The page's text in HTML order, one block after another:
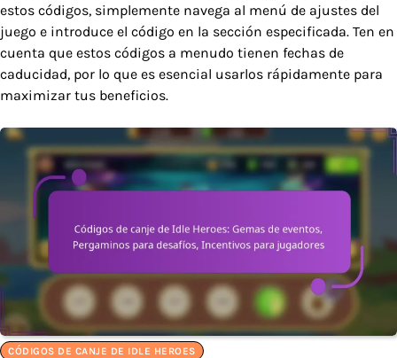
estos códigos, simplemente navega al menú de ajustes del
juego e introduce el código en la sección especificada. Ten en
cuenta que estos códigos a menudo tienen fechas de
caducidad, por lo que es esencial usarlos rápidamente para
maximizar tus beneficios.
CÓDIGOS DE CANJE DE IDLE HEROES